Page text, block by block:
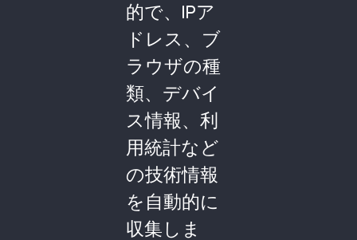
的で、IPア
ドレス、ブ
ラウザの種
類、デバイ
ス情報、利
用統計など
の技術情報
を自動的に
収集しま